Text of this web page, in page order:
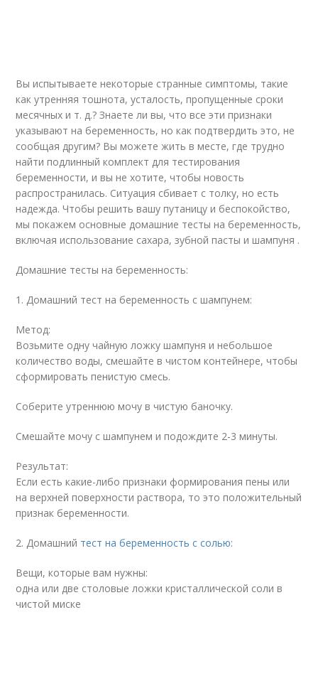
Вы испытываете некоторые странные симптомы, такие
как утренняя тошнота, усталость, пропущенные сроки
месячных и т. д.? Знаете ли вы, что все эти признаки
указывают на беременность, но как подтвердить это, не
сообщая другим? Вы можете жить в месте, где трудно
найти подлинный комплект для тестирования
беременности, и вы не хотите, чтобы новость
распространилась. Ситуация сбивает с толку, но есть
надежда. Чтобы решить вашу путаницу и беспокойство,
мы покажем основные домашние тесты на беременность,
включая использование сахара, зубной пасты и шампуня .
Домашние тесты на беременность:
1. Домашний тест на беременность с шампунем:
Метод:
Возьмите одну чайную ложку шампуня и небольшое
количество воды, смешайте в чистом контейнере, чтобы
сформировать пенистую смесь.
Соберите утреннюю мочу в чистую баночку.
Смешайте мочу с шампунем и подождите 2-3 минуты.
Результат:
Если есть какие-либо признаки формирования пены или
на верхней поверхности раствора, то это положительный
признак беременности.
2. Домашний тест на беременность с солью:
Вещи, которые вам нужны:
одна или две столовые ложки кристаллической соли в
чистой миске